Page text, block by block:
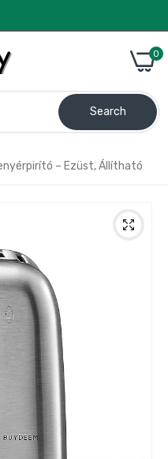
0
Search
– Ezüst, Állítható